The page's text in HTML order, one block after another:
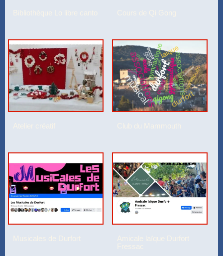
Bibliothèque Lo libre canto Cours de Qi Gong
Atelier créatif Club du Mammouth
Musicales de Durfort
Amicale laïque Durfort
Fressac